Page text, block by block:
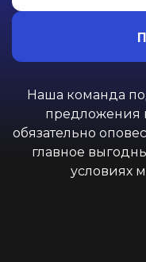
Наша команда
предложения
обязательно
главное
условиях